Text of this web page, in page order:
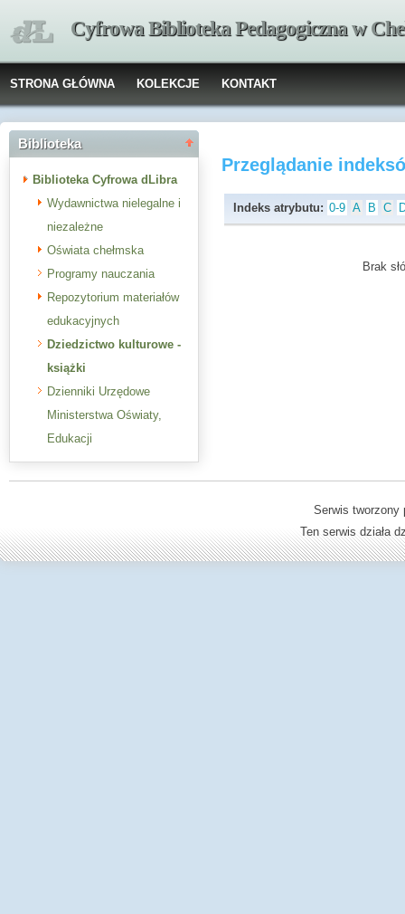
Cyfrowa Biblioteka Pedagogiczna w
STRONA GŁÓWNA KOLEKCJE KONTAKT
Biblioteka
Biblioteka Cyfrowa dLibra
Wydawnictwa nielegalne i
niezależne
Oświata chełmska
Programy nauczania
Repozytorium materiałów
edukacyjnych
Dziedzictwo kulturowe -
książki
Dzienniki Urzędowe
Ministerstwa Oświaty,
Edukacji
Przeglądanie
Indeks atrybutu: 0-9 A B C
Brak
Serwis
Ten serwis działa